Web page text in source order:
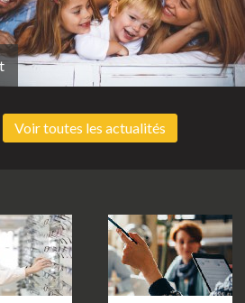
Voir toutes les actualités